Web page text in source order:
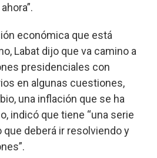
económica que está
Labat dijo que va camino a
presidenciales con
en algunas cuestiones,
una inflación que se ha
indicó que tiene “una serie
deberá ir resolviendo y